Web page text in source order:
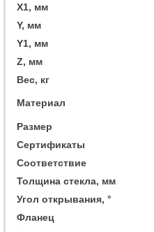
X1, мм
Y, мм
Y1, мм
Z, мм
Вес, кг
Материал
Размер
Сертификаты
Соответствие
Толщина стекла, мм
Угол открывания, °
Фланец